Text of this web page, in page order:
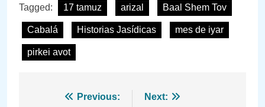
Tagged: 17 tamuz arizal Baal Shem Tov
Cabalá Historias Jasídicas mes de iyar
pirkei avot
Navegación
Previous: Next: